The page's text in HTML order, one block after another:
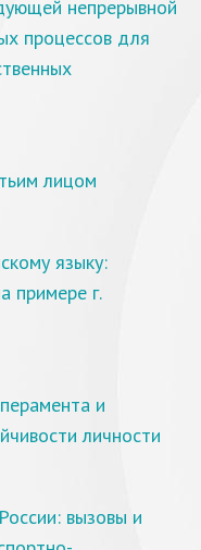
непрерывной
процессов для
лицом
языку:
примере г.
и
личности
вызовы и